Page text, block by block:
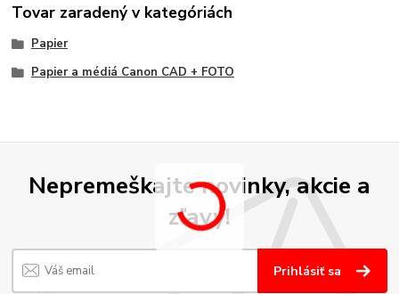
Tovar zaradený v kategóriách
Papier
Papier a médiá Canon CAD + FOTO
Nepremeškajte novinky, akcie a
zľavy!
Prihlásiť sa